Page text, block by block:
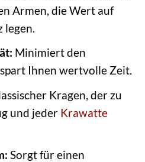
Armen, die Wert auf
legen.
Minimiert den
Ihnen wertvolle Zeit.
Kragen, der zu
und jeder Krawatte
Sorgt für einen